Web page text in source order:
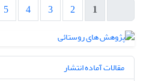
1
2
3
4
5
مقالات آماده انتشار